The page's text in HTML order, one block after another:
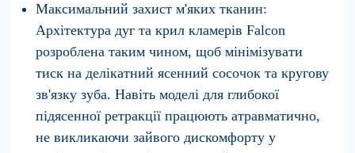
Максимальний захист м'яких тканин:
Архітектура дуг та крил кламерів Falcon
розроблена таким чином, щоб мінімізувати
тиск на делікатний ясенний сосочок та кругову
зв'язку зуба. Навіть моделі для глибокої
підясенної ретракції працюють атравматично,
не викликаючи зайвого дискомфорту у